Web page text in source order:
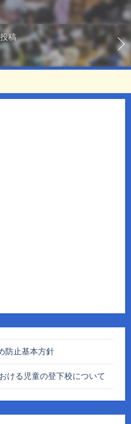
稿
防止基本方針
ける児童の登下校について